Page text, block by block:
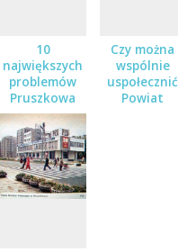
10
największych
problemów
Pruszkowa
Czy można
wspólnie
uspołecznić
Powiat